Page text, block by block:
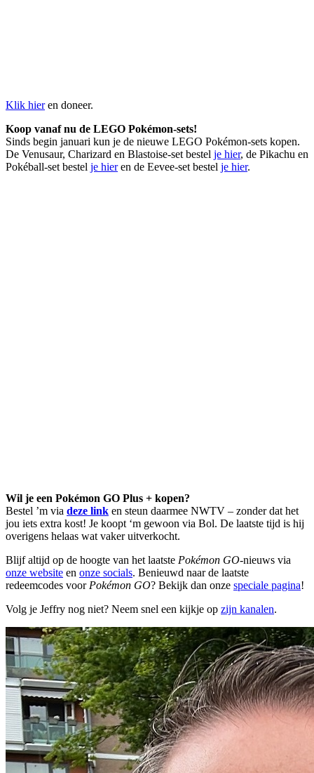
Klik hieren doneer.
Koop vanaf nu de LEGO Pokémon-sets!
Sinds begin januari kun je de nieuwe LEGO Pokémon-sets kopen.
De Venusaur, Charizard en Blastoise-set bestel je hier, de Pikachu en
Pokéball-set bestel je hieren de Eevee-set bestel je hier.
Wil je een Pokémon GO Plus + kopen?
Bestel ’m via deze link en steun daarmee NWTV – zonder dat het
jou iets extra kost! Je koopt ‘m gewoon via Bol. De laatste tijd is hij
overigens helaas wat vaker uitverkocht.
Blijf altijd op de hoogte van het laatste Pokémon GO-nieuws via
onze website en onze socials. Benieuwd naar de laatste
redeemcodes voor Pokémon GO? Bekijk dan onze speciale pagina!
Volg je Jeffry nog niet? Neem snel een kijkje op zijn kanalen.